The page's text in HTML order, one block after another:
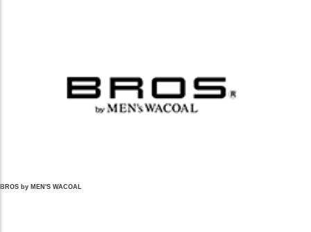
BROS by MEN'S WACOAL